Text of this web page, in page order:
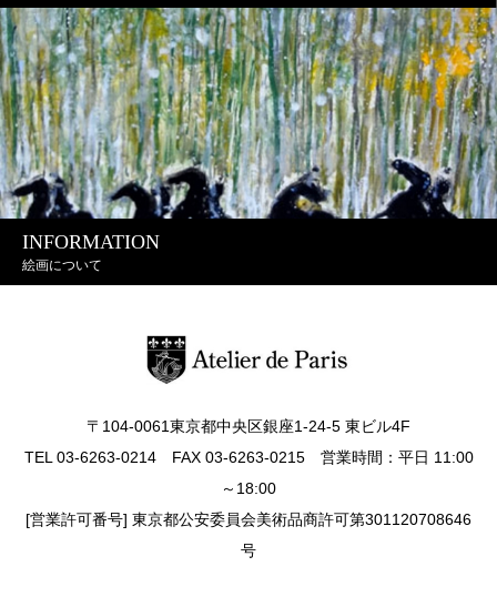
INFORMATION
絵画について
〒104-0061東京都中央区銀座1-24-5 東ビル4F
TEL 03-6263-0214 FAX 03-6263-0215 営業時間：平日 11:00
～18:00
[営業許可番号] 東京都公安委員会美術品商許可第301120708646
号